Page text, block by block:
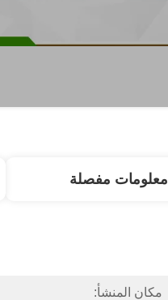
معلومات مفصلة
مكان المنشأ: